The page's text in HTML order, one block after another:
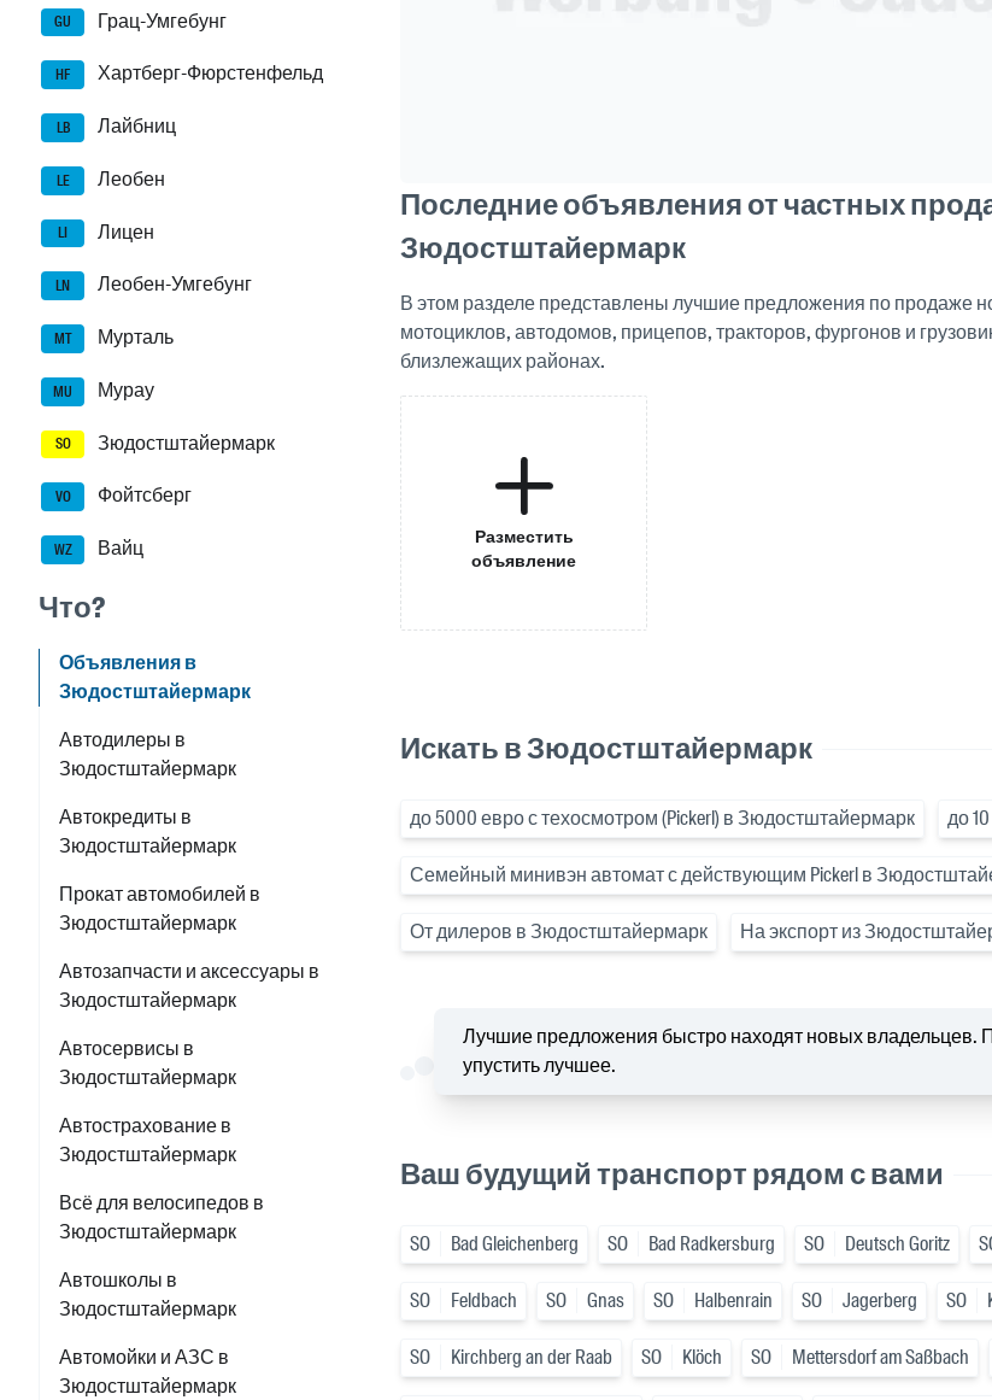
GU Грац-Умгебунг
HF Хартберг-Фюрстенфельд
LB Лайбниц
LE Леобен
LI Лицен
LN Леобен-Умгебунг
MT Мурталь
MU Мурау
SO Зюдостштайермарк
VO Фойтсберг
WZ Вайц
Что?
Объявления в
Зюдостштайермарк
Автодилеры в
Зюдостштайермарк
Автокредиты в
Зюдостштайермарк
Прокат автомобилей в
Зюдостштайермарк
Автозапчасти и аксессуары в
Зюдостштайермарк
Автосервисы в
Зюдостштайермарк
Автострахование в
Зюдостштайермарк
Всё для велосипедов в
Зюдостштайермарк
Автошколы в
Зюдостштайермарк
Автомойки и АЗС в
Зюдостштайермарк
Последние объявления от частных
Зюдостштайермарк
В этом разделе представлены лучшие предложения по продаже
мотоциклов, автодомов, прицепов, тракторов, фургонов и
близлежащих районах.
Разместить
объявление
Искать в Зюдостштайермарк
до 5000 евро с техосмотром (Pickerl) в Зюдостштайермарк до
Семейный минивэн автомат с действующим Pickerl в
От дилеров в Зюдостштайермарк На экспорт из
Лучшие предложения быстро находят новых владельцев.
упустить лучшее.
Ваш будущий транспорт рядом с вами
SO Bad Gleichenberg SO Bad Radkersburg SO Deutsch Goritz
SO Feldbach SO Gnas SO Halbenrain SO Jagerberg SO
SO Kirchberg an der Raab SO Klöch SO Mettersdorf am Saßbach